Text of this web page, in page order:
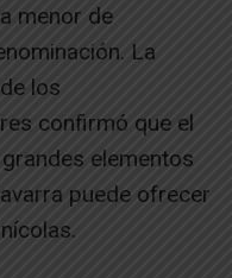
menor de
La
los
confirmó que el
elementos
puede ofrecer